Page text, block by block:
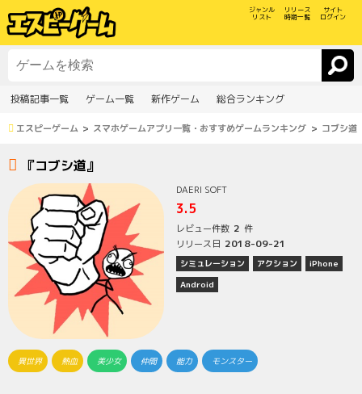
ジャンル
リスト
リリース
時期一覧
サイト
ログイン
投稿記事一覧 ゲーム一覧 新作ゲーム 総合ランキング
エスピーゲーム スマホゲームアプリ一覧・おすすめゲームランキング コブシ道
『コブシ道』
DAERI SOFT
3.5
レビュー件数 2 件
リリース日 2018-09-21
シミュレーション アクション
iPhone
Android
異世界 熱血 美少女 仲間 能力 モンスター